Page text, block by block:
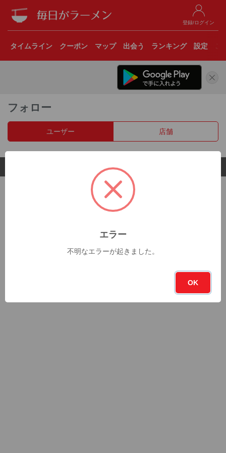
登録/ログイン
タイムライン クーポン マップ 出会う ランキング 設定
フォロー
ユーザー 店舗
© 2017 Clear Inc.
エラー
不明なエラーが起きました。
OK